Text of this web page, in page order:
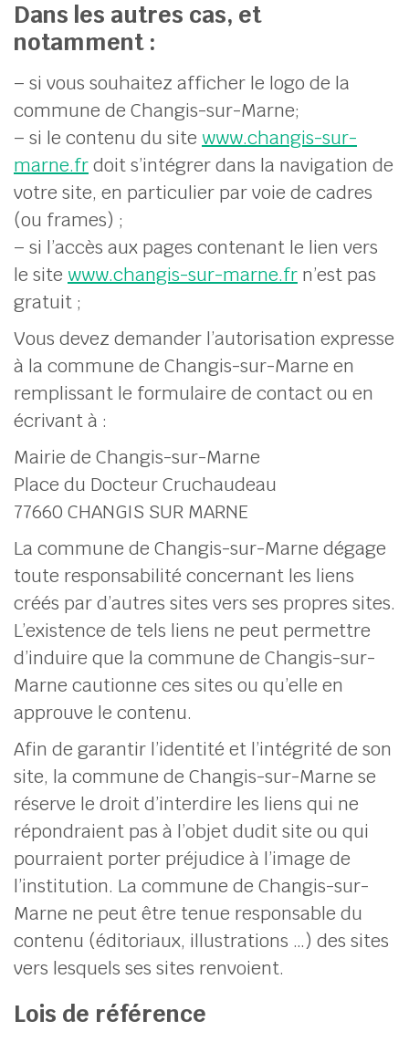
Dans les autres cas, et
notamment :
– si vous souhaitez afficher le logo de la
commune de Changis-sur-Marne;
– si le contenu du site www.changis-sur-
marne.frdoit s’intégrer dans la navigation de
votre site, en particulier par voie de cadres
(ou frames) ;
– si l’accès aux pages contenant le lien vers
le site www.changis-sur-marne.fr n’est pas
gratuit ;
Vous devez demander l’autorisation expresse
à la commune de Changis-sur-Marne en
remplissant le formulaire de contact ou en
écrivant à :
Mairie de Changis-sur-Marne
Place du Docteur Cruchaudeau
77660 CHANGIS SUR MARNE
La commune de Changis-sur-Marne dégage
toute responsabilité concernant les liens
créés par d’autres sites vers ses propres sites.
L’existence de tels liens ne peut permettre
d’induire que la commune de Changis-sur-
Marne cautionne ces sites ou qu’elle en
approuve le contenu.
Afin de garantir l’identité et l’intégrité de son
site, la commune de Changis-sur-Marne se
réserve le droit d’interdire les liens qui ne
répondraient pas à l’objet dudit site ou qui
pourraient porter préjudice à l’image de
l’institution. La commune de Changis-sur-
Marne ne peut être tenue responsable du
contenu (éditoriaux, illustrations …) des sites
vers lesquels ses sites renvoient.
Lois de référence